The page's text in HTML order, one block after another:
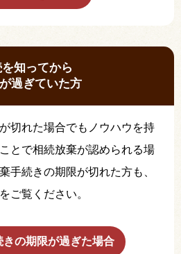
知ってから
過ぎていた方
切れた場合でもノウハウを持
とで相続放棄が認められる場
手続きの期限が切れた方も、
ご覧ください。
きの期限が過ぎた場合